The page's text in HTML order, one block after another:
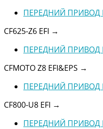
ПЕРЕДНИЙ ПРИВОД
CF625-Z6 EFI →
ПЕРЕДНИЙ ПРИВОД
CFMOTO Z8 EFI&EPS →
ПЕРЕДНИЙ ПРИВОД
CF800-U8 EFI →
ПЕРЕДНИЙ ПРИВОД